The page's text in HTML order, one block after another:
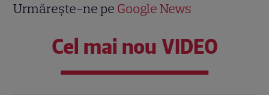
Urmărește-ne pe Google News
Cel mai nou VIDEO